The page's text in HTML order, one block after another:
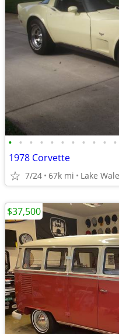
• • • • • • • • • • •
1978 Corvette
7/24 67k mi Lake
$37,500